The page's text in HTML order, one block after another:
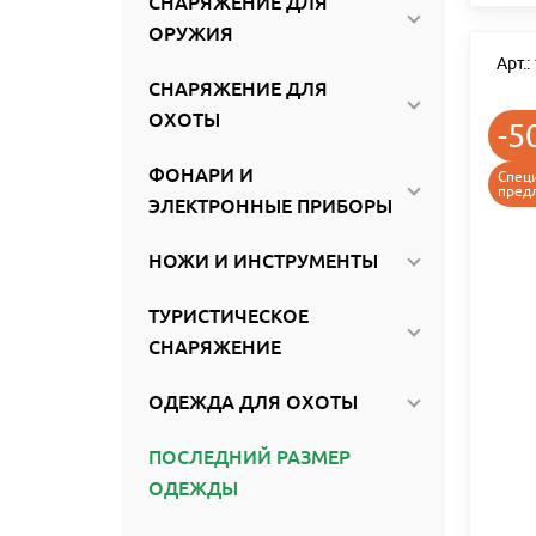
ОРУЖИЯ
СНАРЯЖЕНИЕ ДЛЯ
ОХОТЫ
ФОНАРИ И
ЭЛЕКТРОННЫЕ ПРИБОРЫ
НОЖИ И ИНСТРУМЕНТЫ
ТУРИСТИЧЕСКОЕ
СНАРЯЖЕНИЕ
ОДЕЖДА ДЛЯ ОХОТЫ
ПОСЛЕДНИЙ РАЗМЕР
ОДЕЖДЫ
Арт.:
-